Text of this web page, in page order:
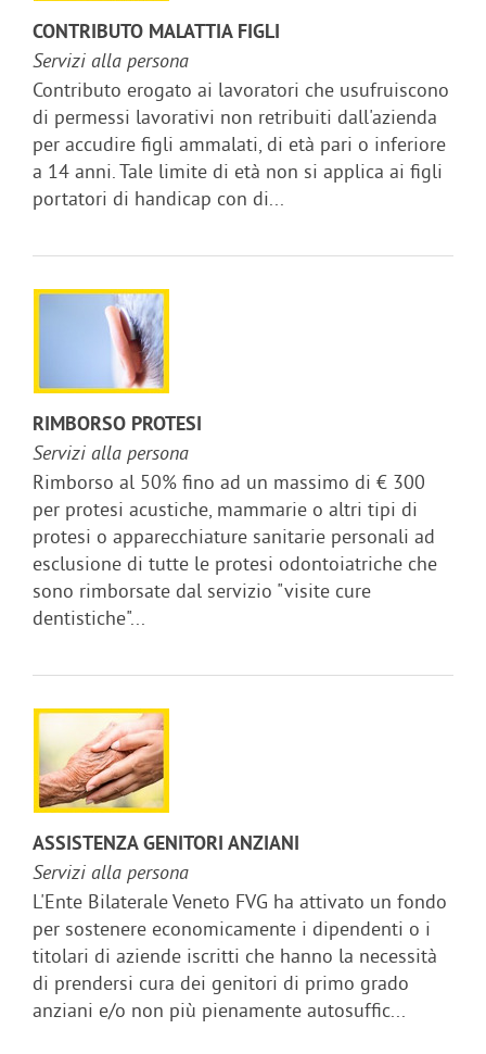
CONTRIBUTO MALATTIA FIGLI
Servizi alla persona
Contributo erogato ai lavoratori che usufruiscono
di permessi lavorativi non retribuiti dall'azienda
per accudire figli ammalati, di età pari o inferiore
a 14 anni. Tale limite di età non si applica ai figli
portatori di handicap con di...
RIMBORSO PROTESI
Servizi alla persona
Rimborso al 50% fino ad un massimo di € 300
per protesi acustiche, mammarie o altri tipi di
protesi o apparecchiature sanitarie personali ad
esclusione di tutte le protesi odontoiatriche che
sono rimborsate dal servizio "visite cure
dentistiche"...
ASSISTENZA GENITORI ANZIANI
Servizi alla persona
L'Ente Bilaterale Veneto FVG ha attivato un fondo
per sostenere economicamente i dipendenti o i
titolari di aziende iscritti che hanno la necessità
di prendersi cura dei genitori di primo grado
anziani e/o non più pienamente autosuffic...